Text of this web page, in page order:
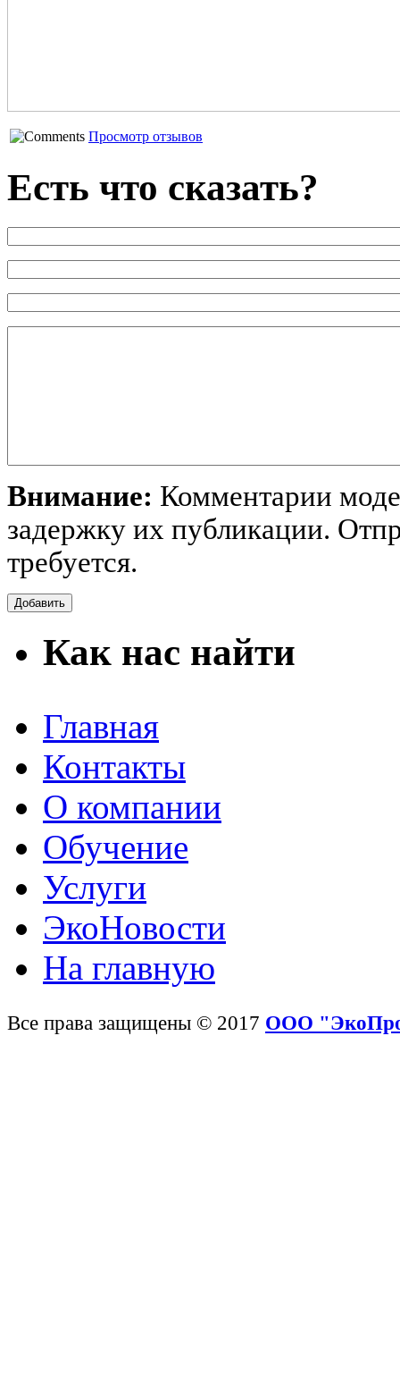
Просмотр отзывов
Есть что сказать?
Внимание: Комментарии
задержку их публикации.
требуется.
Как нас найти
Главная
Контакты
О компании
Обучение
Услуги
ЭкоНовости
На главную
Все права защищены © 2017 ООО